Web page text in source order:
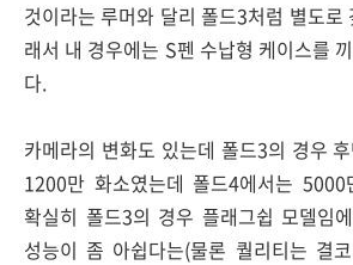
것이라는 루머와 달리 폴드3처럼 별도로
래서 내 경우에는 S펜 수납형 케이스를
다.
카메라의 변화도 있는데 폴드3의 경우
1200만 화소였는데 폴드4에서는
확실히 폴드3의 경우 플래그쉽 모델임
성능이 좀 아쉽다는(물론 퀄리티는 결